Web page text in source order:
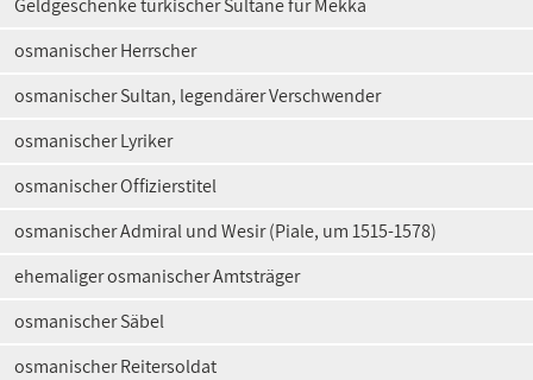
Geldgeschenke türkischer Sultane für Mekka
osmanischer Herrscher
osmanischer Sultan, legendärer Verschwender
osmanischer Lyriker
osmanischer Offizierstitel
osmanischer Admiral und Wesir (Piale, um 1515-1578)
ehemaliger osmanischer Amtsträger
osmanischer Säbel
osmanischer Reitersoldat